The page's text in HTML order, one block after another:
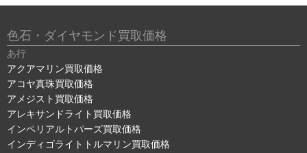
色石・ダイヤモンド買取価格
あ行
アクアマリン買取価格
アコヤ真珠買取価格
アメジスト買取価格
アレキサンドライト買取価格
インペリアルトパーズ買取価格
インディゴライトトルマリン買取価格